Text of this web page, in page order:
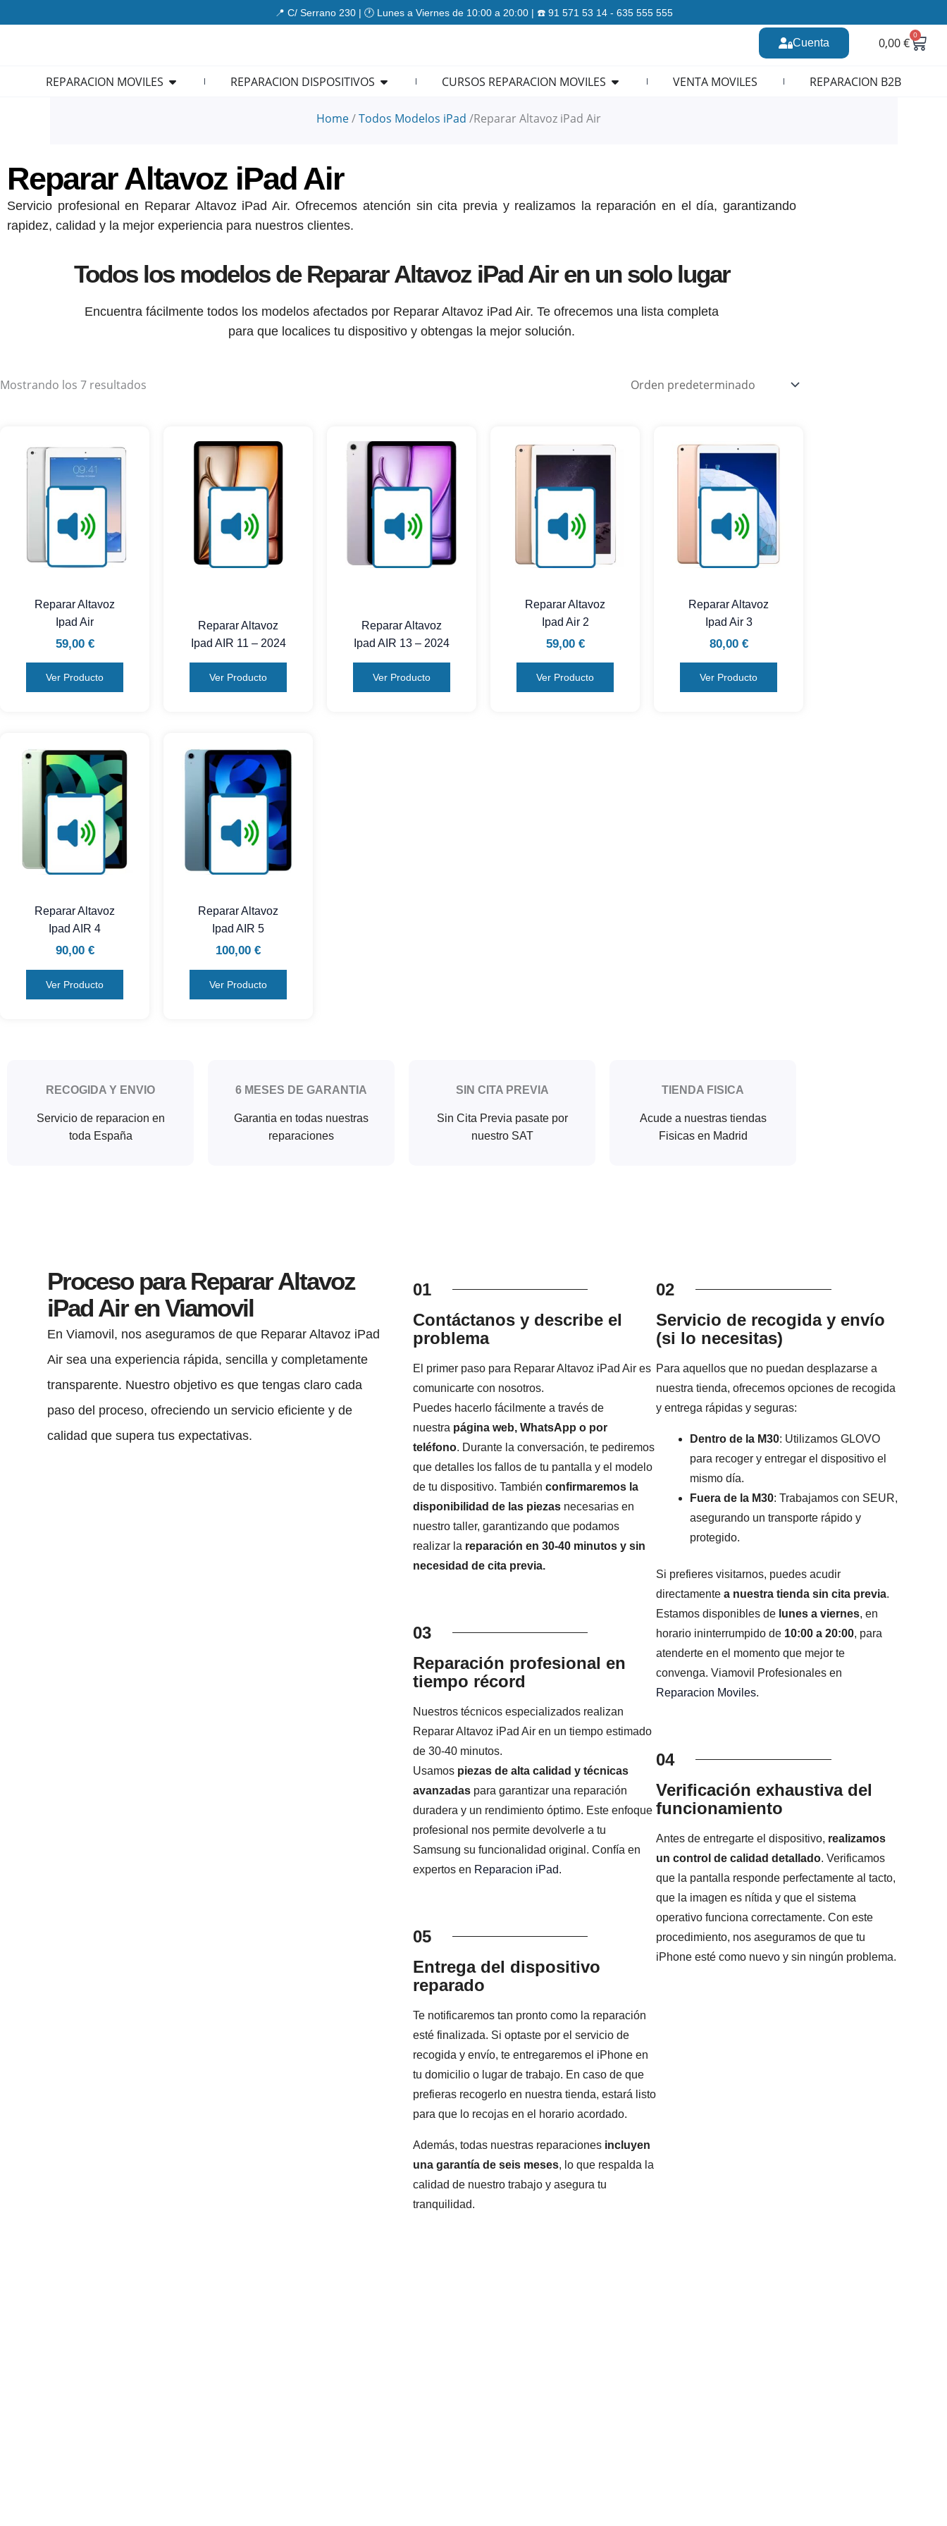
al
📍 C/ Serrano 230 | 🕐 Lunes a Viernes de 10:00 a 20:00 | ☎️ 91 571 53 14 - 635 555 555
Cuenta 0,00€
0
REPARACION MOVILES Open REPARACION MOVILES
REPARACION DISPOSITIVOS Open REPARACION DISPOSITIVOS
CURSOS REPARACION MOVILES Open CURSOS REPARACION MOVILES
VENTA MOVILES REPARACION B2B
Home/Todos Modelos iPad /Reparar Altavoz iPad Air
Reparar Altavoz iPad Air
Servicio profesional en Reparar Altavoz iPad Air. Ofrecemos atención sin cita previa y realizamos la reparación en el día, garantizando
rapidez, calidad y la mejor experiencia para nuestros clientes.
Todos los modelos de Reparar Altavoz iPad Air en un solo lugar
Encuentra fácilmente todos los modelos afectados por Reparar Altavoz iPad Air. Te ofrecemos una lista completa
para que localices tu dispositivo y obtengas la mejor solución.
Mostrando los 7 resultados
Reparar Altavoz
Ipad Air
59,00 €
Ver Producto
Reparar Altavoz
Ipad AIR 11 – 2024
Ver Producto
Reparar Altavoz
Ipad AIR 13 – 2024
Ver Producto
Reparar Altavoz
Ipad Air 2
59,00 €
Ver Producto
Reparar Altavoz
Ipad Air 3
80,00 €
Ver Producto
Reparar Altavoz
Ipad AIR 4
90,00 €
Ver Producto
Reparar Altavoz
Ipad AIR 5
100,00 €
Ver Producto
RECOGIDA Y ENVIO
Servicio de reparacion en
toda España
6 MESES DE GARANTIA
Garantia en todas nuestras
reparaciones
SIN CITA PREVIA
Sin Cita Previa pasate por
nuestro SAT
TIENDA FISICA
Acude a nuestras tiendas
Fisicas en Madrid
Proceso para Reparar Altavoz
iPad Air en Viamovil
En Viamovil, nos aseguramos de que Reparar Altavoz iPad
Air sea una experiencia rápida, sencilla y completamente
transparente. Nuestro objetivo es que tengas claro cada
paso del proceso, ofreciendo un servicio eficiente y de
calidad que supera tus expectativas.
01
Contáctanos y describe el
problema
El primer paso para Reparar Altavoz iPad Air es
comunicarte con nosotros.
Puedes hacerlo fácilmente a través de
nuestra página web, WhatsApp o por
teléfono. Durante la conversación, te pediremos
que detalles los fallos de tu pantalla y el modelo
de tu dispositivo. También confirmaremos la
disponibilidad de las piezasnecesarias en
nuestro taller, garantizando que podamos
realizar la reparación en 30-40 minutos y sin
necesidad de cita previa.
03
Reparación profesional en
tiempo récord
Nuestros técnicos especializados realizan
Reparar Altavoz iPad Air en un tiempo estimado
de 30-40 minutos.
Usamos piezas de alta calidad y técnicas
avanzadaspara garantizar una reparación
duradera y un rendimiento óptimo. Este enfoque
profesional nos permite devolverle a tu
Samsung su funcionalidad original. Confía en
expertos en Reparacion iPad.
05
Entrega del dispositivo
reparado
Te notificaremos tan pronto como la reparación
esté finalizada. Si optaste por el servicio de
recogida y envío, te entregaremos el iPhone en
tu domicilio o lugar de trabajo. En caso de que
prefieras recogerlo en nuestra tienda, estará listo
para que lo recojas en el horario acordado.
Además, todas nuestras reparaciones incluyen
una garantía de seis meses, lo que respalda la
calidad de nuestro trabajo y asegura tu
tranquilidad.
02
Servicio de recogida y envío
(si lo necesitas)
Para aquellos que no puedan desplazarse a
nuestra tienda, ofrecemos opciones de recogida
y entrega rápidas y seguras:
Dentro de la M30: Utilizamos GLOVO
para recoger y entregar el dispositivo el
mismo día.
Fuera de la M30: Trabajamos con SEUR,
asegurando un transporte rápido y
protegido.
Si prefieres visitarnos, puedes acudir
directamentea nuestra tienda sin cita previa.
Estamos disponibles de lunes a viernes, en
horario ininterrumpido de 10:00 a 20:00, para
atenderte en el momento que mejor te
convenga. Viamovil Profesionales en
Reparacion Moviles.
04
Verificación exhaustiva del
funcionamiento
Antes de entregarte el dispositivo, realizamos
un control de calidad detallado. Verificamos
que la pantalla responde perfectamente al tacto,
que la imagen es nítida y que el sistema
operativo funciona correctamente. Con este
procedimiento, nos aseguramos de que tu
iPhone esté como nuevo y sin ningún problema.